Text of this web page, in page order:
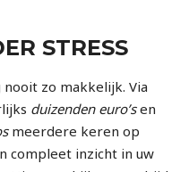
STRESS
zo makkelijk. Via
duizenden euro’sen
meerdere keren op
compleet inzicht in uw